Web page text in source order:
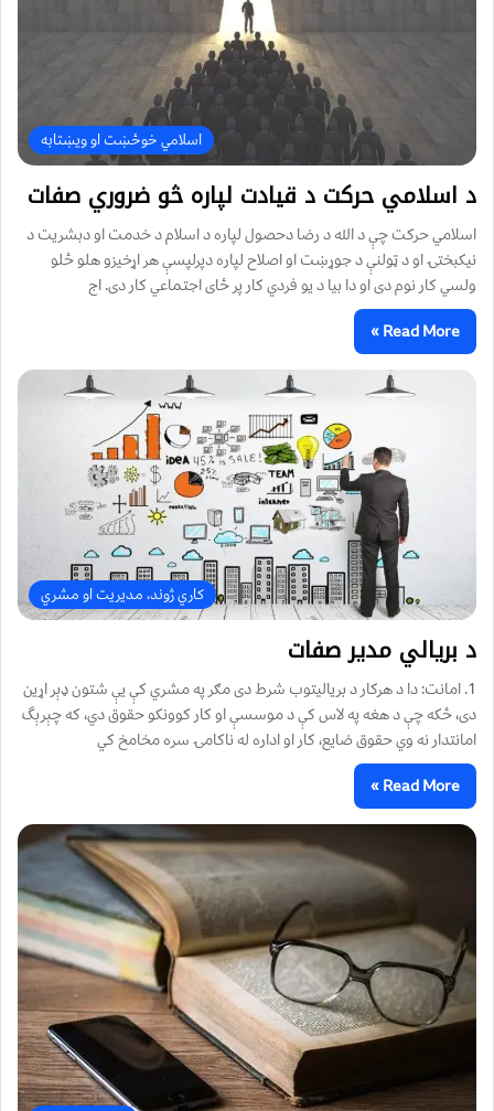
اسلامي خوځښت او ویښتابه
د اسلامي حرکت د قيادت لپاره څو ضروري صفات
اسلامي حرکت چې د الله د رضا دحصول لپاره د اسلام د خدمت او دبشريت د
نيکبختۍ او د ټولنې د جوړښت او اصلاح لپاره دپرلپسې هر اړخيزو هلو ځلو
ولسي کار نوم دی او دا بيا د يو فردي کار پر ځای اجتماعي کار دی. اج
Read More »
کاري ژوند، مدیریت او مشري
د بريالي مدير صفات
1. امانت: دا د هركار د برياليتوب شرط دى مګر په مشري كې يې شتون ډېر اړين
دى، ځكه چې د هغه په لاس كې د موسسې او كار كوونكو حقوق دي، كه چېرېگ
امانتدار نه وي حقوق ضايع، كار او اداره له ناكامۍ سره مخامخ كي
Read More »